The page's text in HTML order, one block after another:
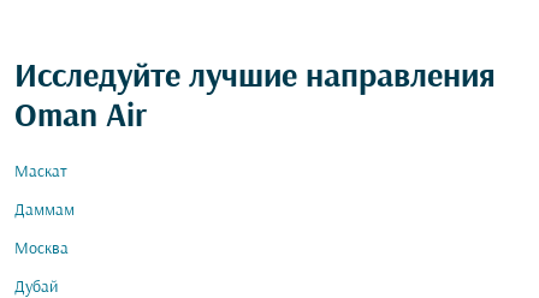
Исследуйте лучшие направления
Oman Air
Маскат
Даммам
Москва
Дубай